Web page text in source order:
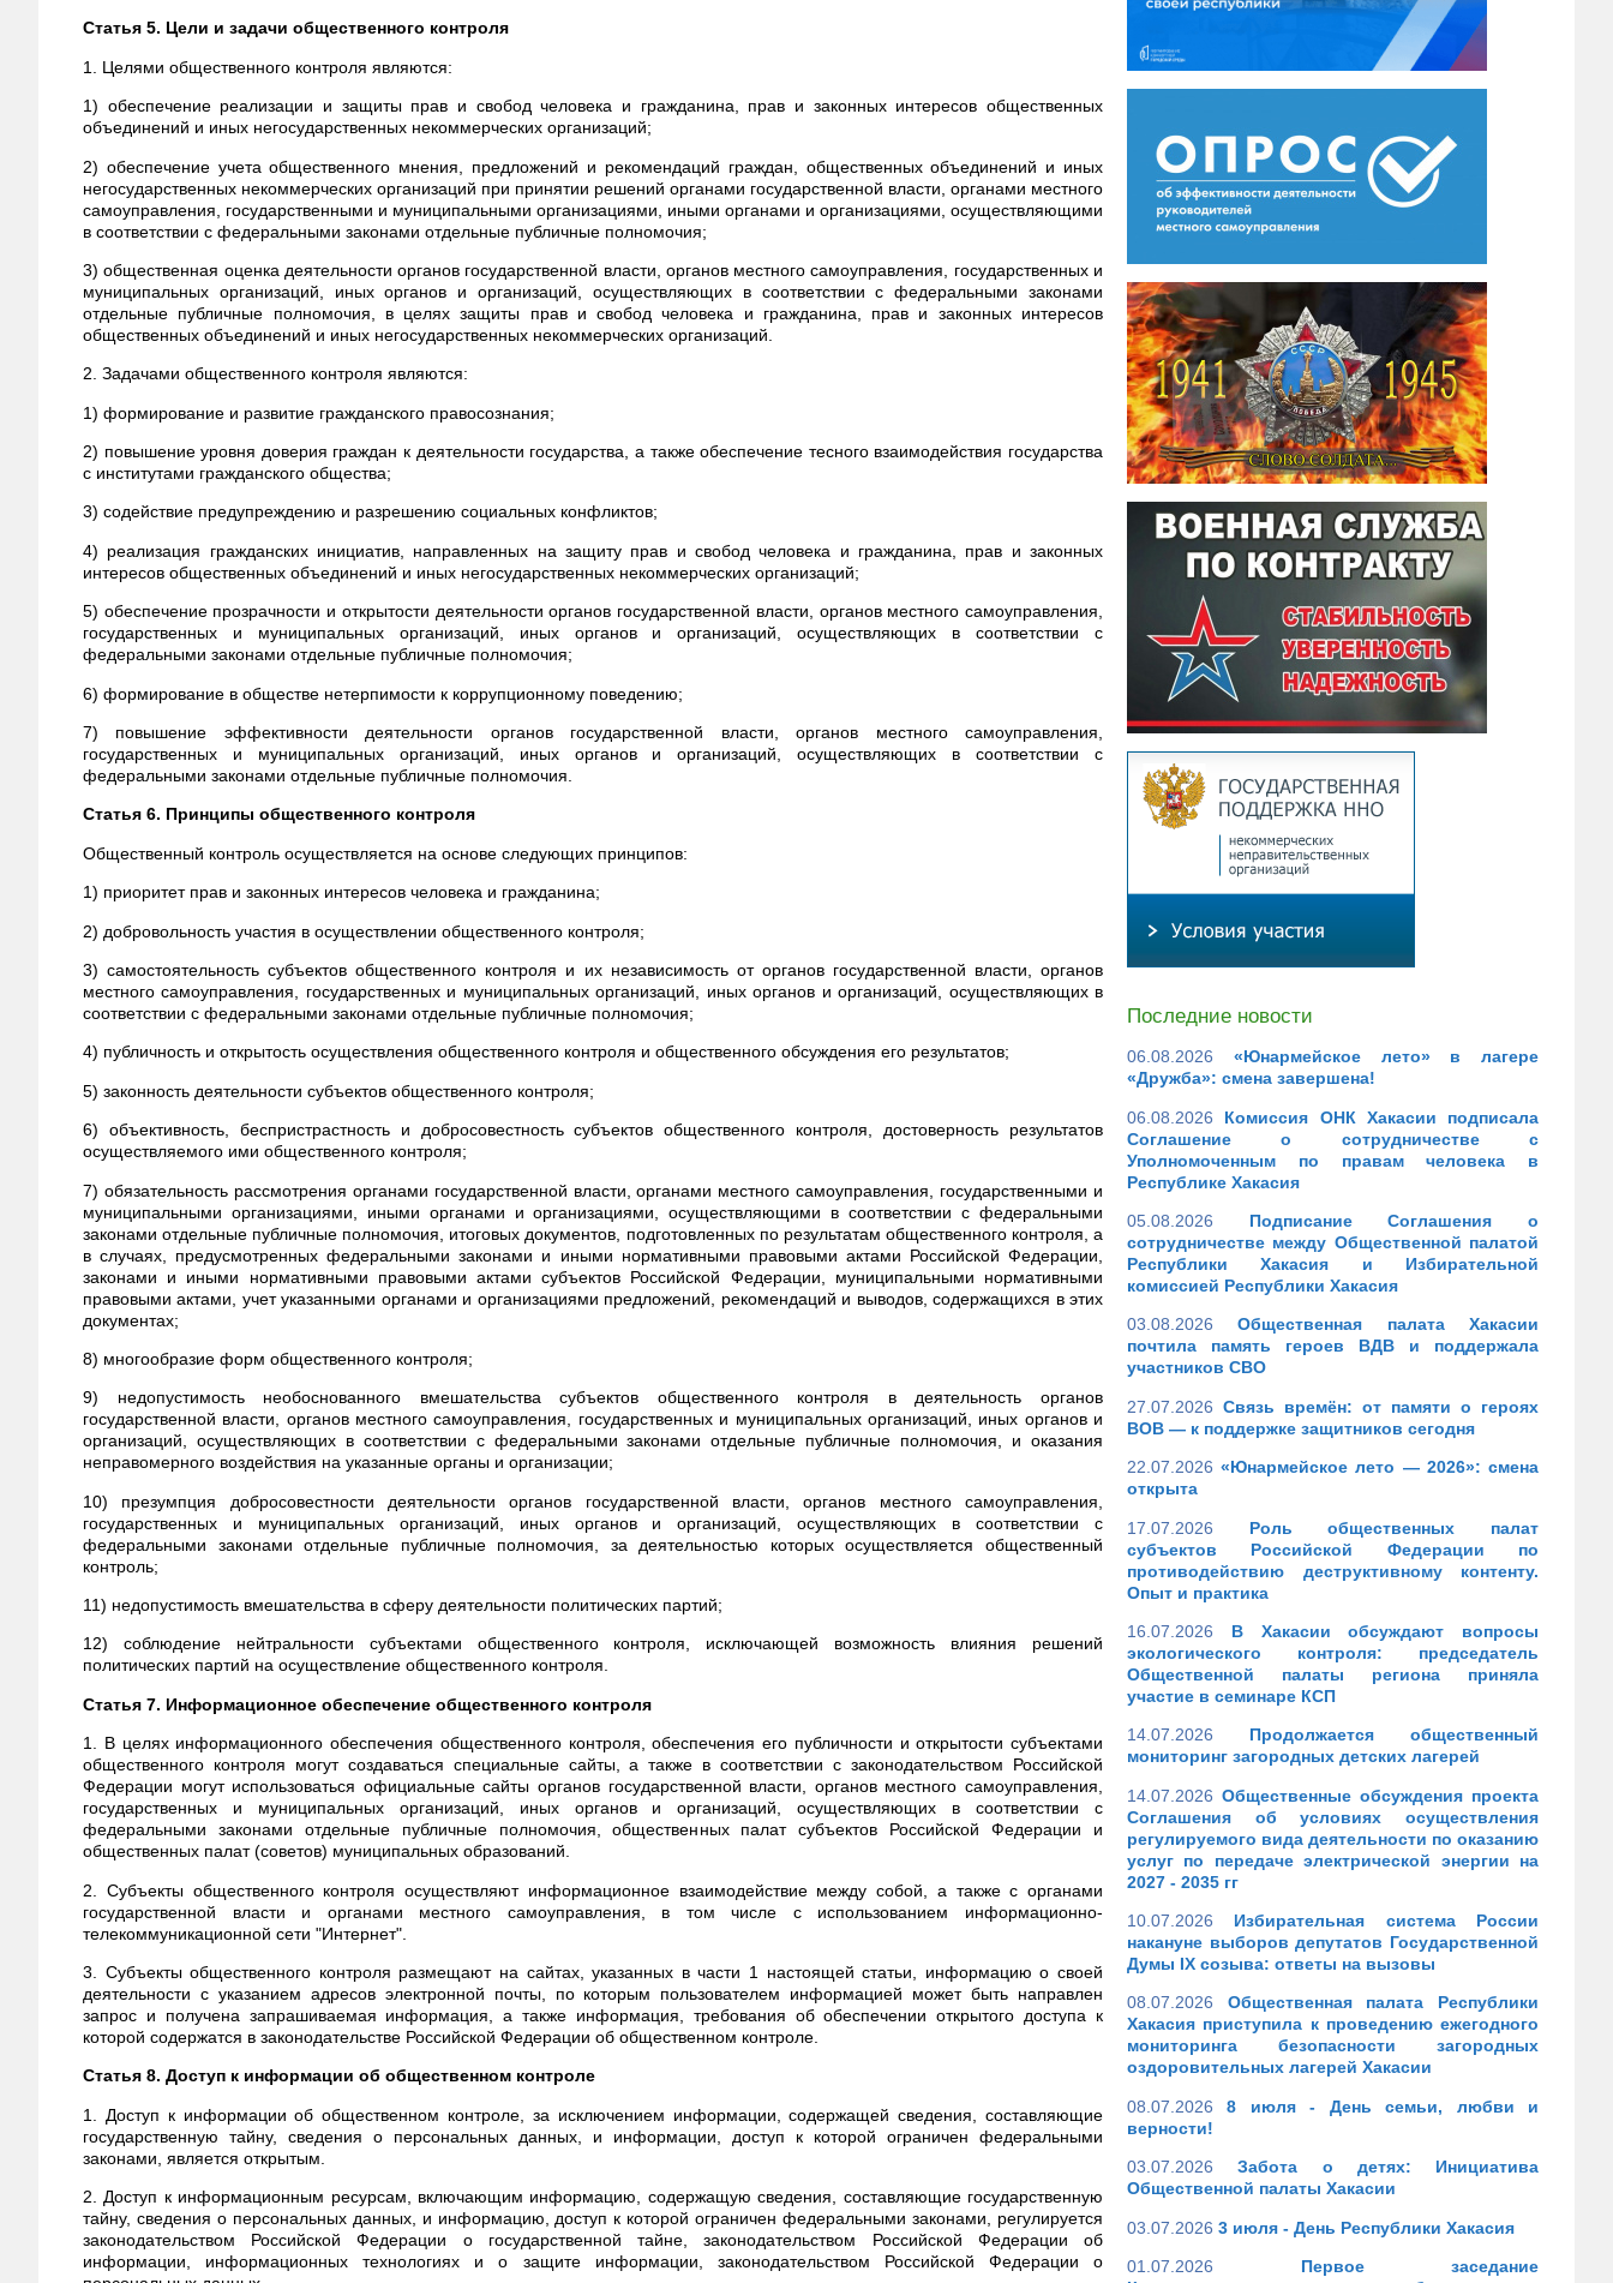
Статья 5. Цели и задачи общественного контроля
1. Целями общественного контроля являются:
1) обеспечение реализации и защиты прав и свобод человека и гражданина, прав и законных интересов общественных
объединений и иных негосударственных некоммерческих организаций;
2) обеспечение учета общественного мнения, предложений и рекомендаций граждан, общественных объединений и иных
негосударственных некоммерческих организаций при принятии решений органами государственной власти, органами местного
самоуправления, государственными и муниципальными организациями, иными органами и организациями, осуществляющими
в соответствии с федеральными законами отдельные публичные полномочия;
3) общественная оценка деятельности органов государственной власти, органов местного самоуправления, государственных и
муниципальных организаций, иных органов и организаций, осуществляющих в соответствии с федеральными законами
отдельные публичные полномочия, в целях защиты прав и свобод человека и гражданина, прав и законных интересов
общественных объединений и иных негосударственных некоммерческих организаций.
2. Задачами общественного контроля являются:
1) формирование и развитие гражданского правосознания;
2) повышение уровня доверия граждан к деятельности государства, а также обеспечение тесного взаимодействия государства
с институтами гражданского общества;
3) содействие предупреждению и разрешению социальных конфликтов;
4) реализация гражданских инициатив, направленных на защиту прав и свобод человека и гражданина, прав и законных
интересов общественных объединений и иных негосударственных некоммерческих организаций;
5) обеспечение прозрачности и открытости деятельности органов государственной власти, органов местного самоуправления,
государственных и муниципальных организаций, иных органов и организаций, осуществляющих в соответствии с
федеральными законами отдельные публичные полномочия;
6) формирование в обществе нетерпимости к коррупционному поведению;
7) повышение эффективности деятельности органов государственной власти, органов местного самоуправления,
государственных и муниципальных организаций, иных органов и организаций, осуществляющих в соответствии с
федеральными законами отдельные публичные полномочия.
Статья 6. Принципы общественного контроля
Общественный контроль осуществляется на основе следующих принципов:
1) приоритет прав и законных интересов человека и гражданина;
2) добровольность участия в осуществлении общественного контроля;
3) самостоятельность субъектов общественного контроля и их независимость от органов государственной власти, органов
местного самоуправления, государственных и муниципальных организаций, иных органов и организаций, осуществляющих в
соответствии с федеральными законами отдельные публичные полномочия;
4) публичность и открытость осуществления общественного контроля и общественного обсуждения его результатов;
5) законность деятельности субъектов общественного контроля;
6) объективность, беспристрастность и добросовестность субъектов общественного контроля, достоверность результатов
осуществляемого ими общественного контроля;
7) обязательность рассмотрения органами государственной власти, органами местного самоуправления, государственными и
муниципальными организациями, иными органами и организациями, осуществляющими в соответствии с федеральными
законами отдельные публичные полномочия, итоговых документов, подготовленных по результатам общественного контроля, а
в случаях, предусмотренных федеральными законами и иными нормативными правовыми актами Российской Федерации,
законами и иными нормативными правовыми актами субъектов Российской Федерации, муниципальными нормативными
правовыми актами, учет указанными органами и организациями предложений, рекомендаций и выводов, содержащихся в этих
документах;
8) многообразие форм общественного контроля;
9) недопустимость необоснованного вмешательства субъектов общественного контроля в деятельность органов
государственной власти, органов местного самоуправления, государственных и муниципальных организаций, иных органов и
организаций, осуществляющих в соответствии с федеральными законами отдельные публичные полномочия, и оказания
неправомерного воздействия на указанные органы и организации;
10) презумпция добросовестности деятельности органов государственной власти, органов местного самоуправления,
государственных и муниципальных организаций, иных органов и организаций, осуществляющих в соответствии с
федеральными законами отдельные публичные полномочия, за деятельностью которых осуществляется общественный
контроль;
11) недопустимость вмешательства в сферу деятельности политических партий;
12) соблюдение нейтральности субъектами общественного контроля, исключающей возможность влияния решений
политических партий на осуществление общественного контроля.
Статья 7. Информационное обеспечение общественного контроля
1. В целях информационного обеспечения общественного контроля, обеспечения его публичности и открытости субъектами
общественного контроля могут создаваться специальные сайты, а также в соответствии с законодательством Российской
Федерации могут использоваться официальные сайты органов государственной власти, органов местного самоуправления,
государственных и муниципальных организаций, иных органов и организаций, осуществляющих в соответствии с
федеральными законами отдельные публичные полномочия, общественных палат субъектов Российской Федерации и
общественных палат (советов) муниципальных образований.
2. Субъекты общественного контроля осуществляют информационное взаимодействие между собой, а также с органами
государственной власти и органами местного самоуправления, в том числе с использованием информационно-
телекоммуникационной сети "Интернет".
3. Субъекты общественного контроля размещают на сайтах, указанных в части 1 настоящей статьи, информацию о своей
деятельности с указанием адресов электронной почты, по которым пользователем информацией может быть направлен
запрос и получена запрашиваемая информация, а также информация, требования об обеспечении открытого доступа к
которой содержатся в законодательстве Российской Федерации об общественном контроле.
Статья 8. Доступ к информации об общественном контроле
1. Доступ к информации об общественном контроле, за исключением информации, содержащей сведения, составляющие
государственную тайну, сведения о персональных данных, и информации, доступ к которой ограничен федеральными
законами, является открытым.
2. Доступ к информационным ресурсам, включающим информацию, содержащую сведения, составляющие государственную
тайну, сведения о персональных данных, и информацию, доступ к которой ограничен федеральными законами, регулируется
законодательством Российской Федерации о государственной тайне, законодательством Российской Федерации об
информации, информационных технологиях и о защите информации, законодательством Российской Федерации о
Последние новости
06.08.2026
«Юнармейское лето» в лагере
«Дружба»: смена завершена!
06.08.2026
Комиссия ОНК Хакасии подписала
Соглашение о сотрудничестве с
Уполномоченным по правам человека в
Республике Хакасия
05.08.2026
Подписание Соглашения о
сотрудничестве между Общественной палатой
Республики Хакасия и Избирательной
комиссией Республики Хакасия
03.08.2026
Общественная палата Хакасии
почтила память героев ВДВ и поддержала
участников СВО
27.07.2026 Связь времён: от памяти о героях
ВОВ — к поддержке защитников сегодня
22.07.2026 «Юнармейское лето — 2026»: смена
открыта
17.07.2026
Роль общественных палат
субъектов Российской Федерации по
противодействию деструктивному контенту.
Опыт и практика
16.07.2026
В Хакасии обсуждают вопросы
экологического контроля: председатель
Общественной палаты региона приняла
участие в семинаре КСП
14.07.2026
Продолжается общественный
мониторинг загородных детских лагерей
14.07.2026 Общественные обсуждения проекта
Соглашения об условиях осуществления
регулируемого вида деятельности по оказанию
услуг по передаче электрической энергии на
2027 - 2035 гг
10.07.2026
Избирательная система России
накануне выборов депутатов Государственной
Думы IX созыва: ответы на вызовы
08.07.2026
Общественная палата Республики
Хакасия приступила к проведению ежегодного
мониторинга безопасности загородных
оздоровительных лагерей Хакасии
08.07.2026
8 июля - День семьи, любви и
верности!
03.07.2026
Забота о детях: Инициатива
Общественной палаты Хакасии
03.07.2026 3 июля - День Республики Хакасия
01.07.2026
Первое заседание